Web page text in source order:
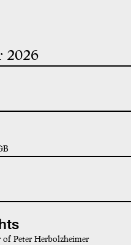
2026
Peter Herbolzheimer